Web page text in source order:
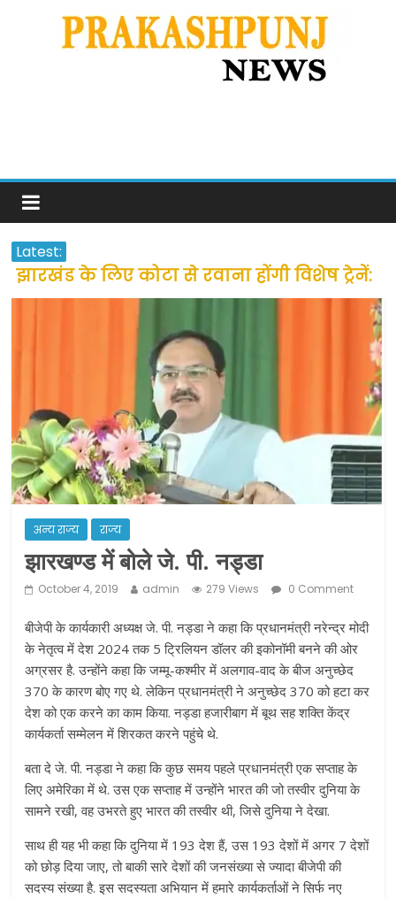
Latest:
झारखंड के लिए कोटा से रवाना होंगी विशेष ट्रेनें:
सीएम हेमंत सोरेन
उत्तराखंड के अन्य राज्यों में फंसे लोगों की जल्द
प्रवासियों व मजदूरों को दी गई छूट के बाद लोगो
ने कराया पंजीयन: राजस्थान सरकार
शराब और पान की दुकानों को ग्रीन जोन में
खोलने की मिली इजाजत: गृह मंत्रालय
दो हफ्ते के लिए बढ़ाया लॉकडाउन: गृह मंत्रालय
अन्य राज्य राज्य
झारखण्ड में बोले जे. पी. नड्डा
October 4, 2019 admin 279 Views 0 Comment
बीजेपी के कार्यकारी अध्यक्ष जे. पी. नड्डा ने कहा कि प्रधानमंत्री नरेन्द्र मोदी
के नेतृत्व में देश 2024 तक 5 ट्रिलियन डॉलर की इकोनॉमी बनने की ओर
अग्रसर है. उन्होंने कहा कि जम्मू-कश्मीर में अलगाव-वाद के बीज अनुच्छेद
370 के कारण बोए गए थे. लेकिन प्रधानमंत्री ने अनुच्छेद 370 को हटा कर
देश को एक करने का काम किया. नड्डा हजारीबाग में बूथ सह शक्ति केंद्र
कार्यकर्ता सम्मेलन में शिरकत करने पहुंचे थे.
बता दे जे. पी. नड्डा ने कहा कि कुछ समय पहले प्रधानमंत्री एक सप्ताह के
लिए अमेरिका में थे. उस एक सप्ताह में उन्होंने भारत की जो तस्वीर दुनिया के
सामने रखी, वह उभरते हुए भारत की तस्वीर थी, जिसे दुनिया ने देखा.
साथ ही यह भी कहा कि दुनिया में 193 देश हैं, उस 193 देशों में अगर 7 देशों
को छोड़ दिया जाए, तो बाकी सारे देशों की जनसंख्या से ज्यादा बीजेपी की
सदस्य संख्या है. इस सदस्यता अभियान में हमारे कार्यकर्ताओं ने सिर्फ नए